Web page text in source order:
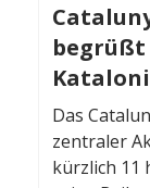
begrüßt
Das
zentraler
kürzlich 11